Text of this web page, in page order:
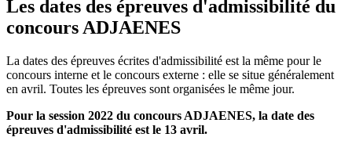
Les dates des épreuves d'admissibilité du
concours ADJAENES
La dates des épreuves écrites d'admissibilité est la même pour le
concours interne et le concours externe : elle se situe généralement
en avril. Toutes les épreuves sont organisées le même jour.
Pour la session 2022 du concours ADJAENES, la date des
épreuves d'admissibilité est le 13 avril.